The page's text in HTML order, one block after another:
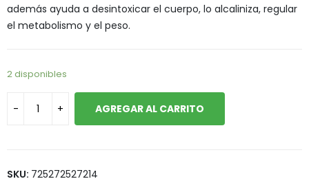
además ayuda a desintoxicar el cuerpo, lo alcaliniza, regular
el metabolismo y el peso.
2 disponibles
AGREGAR AL CARRITO
SKU: 725272527214